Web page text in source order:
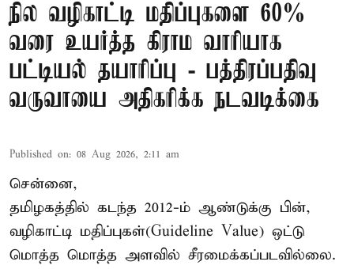
நில வழிகாட்டி மதிப்புகளை 60%
வரை உயர்த்த கிராம வாரியாக
பட்டியல் தயாரிப்பு - பத்திரப்பதிவு
வருவாயை அதிகரிக்க நடவடிக்கை
Published on: 08 Aug 2026, 2:11 am
சென்னை,
தமிழகத்தில் கடந்த 2012-ம் ஆண்டுக்கு பின்,
வழிகாட்டி மதிப்புகள்(Guideline Value) ஒட்டு
மொத்த மொத்த அளவில் சீரமைக்கப்படவில்லை.